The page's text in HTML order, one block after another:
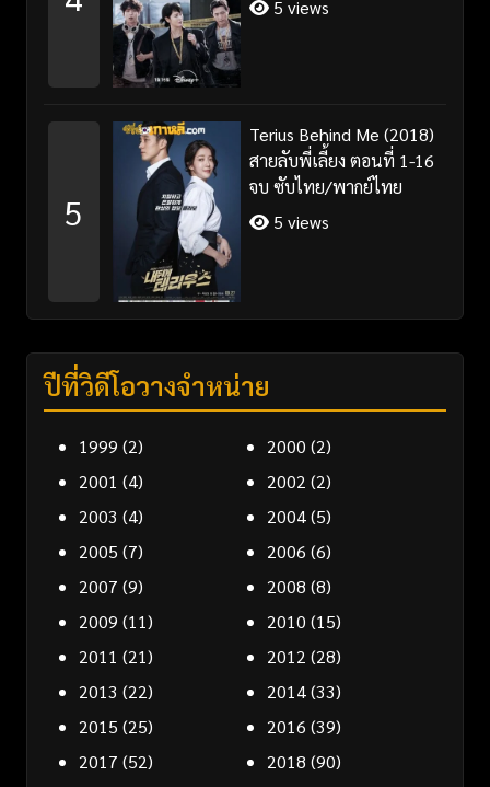
5 views
5
Terius Behind Me (2018)
สายลับพี่เลี้ยง ตอนที่ 1-16
จบ ซับไทย/พากย์ไทย
5 views
ปีที่วิดีโอวางจำหน่าย
1999 (2) 2000 (2)
2001 (4) 2002 (2)
2003 (4) 2004(5)
2005 (7) 2006 (6)
2007 (9) 2008 (8)
2009 (11) 2010 (15)
2011 (21) 2012 (28)
2013 (22) 2014(33)
2015 (25) 2016 (39)
2017 (52) 2018 (90)